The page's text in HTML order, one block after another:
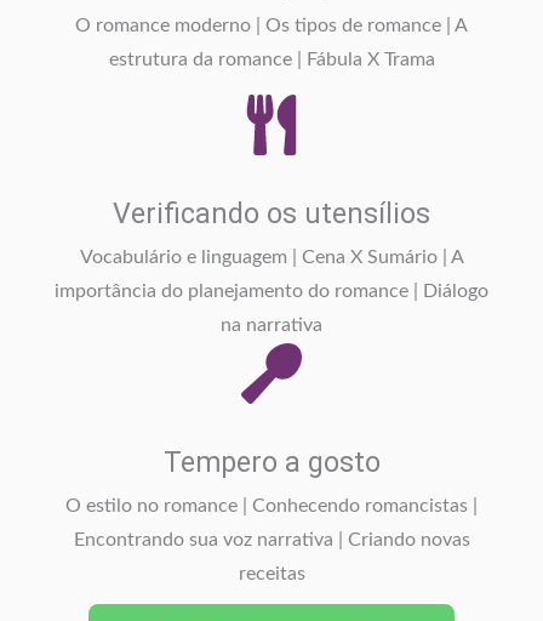
O romance moderno | Os tipos de romance | A
estrutura da romance | Fábula X Trama
Verificando os utensílios
Vocabulário e linguagem | Cena X Sumário | A
importância do planejamento do romance | Diálogo
na narrativa
Tempero a gosto
O estilo no romance | Conhecendo romancistas |
Encontrando sua voz narrativa | Criando novas
receitas